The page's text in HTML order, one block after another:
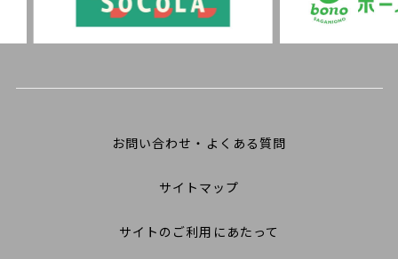
お問い合わせ・よくある質問
サイトマップ
サイトのご利用にあたって